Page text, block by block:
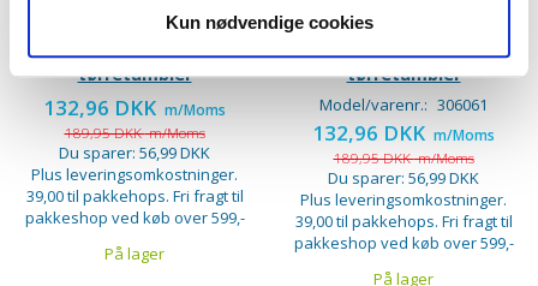
Kun nødvendige cookies
Vølund drivrem til
tørretumbler
132,96 DKK m/Moms
189,95 DKKm/Moms
Du sparer: 56,99 DKK
Plus leveringsomkostninger.
39,00 til pakkehops. Fri fragt til
pakkeshop ved køb over 599,-
På lager
Vølund drivrem til
tørretumbler
Model/varenr.: 306061
132,96 DKK m/Moms
189,95 DKKm/Moms
Du sparer: 56,99 DKK
Plus leveringsomkostninger.
39,00 til pakkehops. Fri fragt til
pakkeshop ved køb over 599,-
På lager